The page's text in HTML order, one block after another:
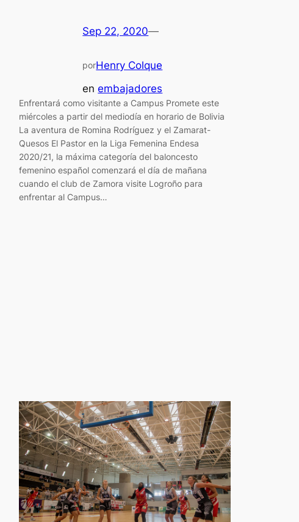
Sep 22, 2020—
porHenry Colque
enembajadores
Enfrentará como visitante a Campus Promete este
miércoles a partir del mediodía en horario de Bolivia
La aventura de Romina Rodríguez y el Zamarat-
Quesos El Pastor en la Liga Femenina Endesa
2020/21, la máxima categoría del baloncesto
femenino español comenzará el día de mañana
cuando el club de Zamora visite Logroño para
enfrentar al Campus…